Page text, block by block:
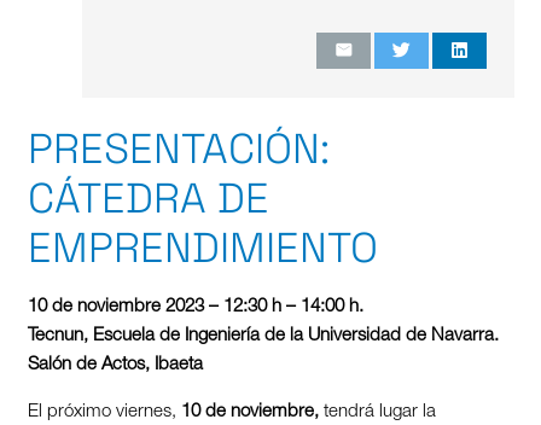
PRESENTACIÓN:
CÁTEDRA DE
EMPRENDIMIENTO
10 de noviembre 2023 – 12:30 h – 14:00 h.
Tecnun, Escuela de Ingeniería de la Universidad de Navarra.
Salón de Actos, Ibaeta
El próximo viernes, 10 de noviembre,tendrá lugar la